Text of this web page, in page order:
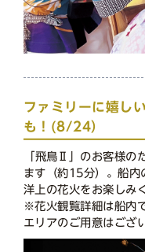
ファミリーに嬉し
も！(8/24）
「飛鳥Ⅱ」のお客様の
ます（約15分）。船内
洋上の花火をお楽しみ
※花火観覧詳細は船内
エリアのご用意はござ